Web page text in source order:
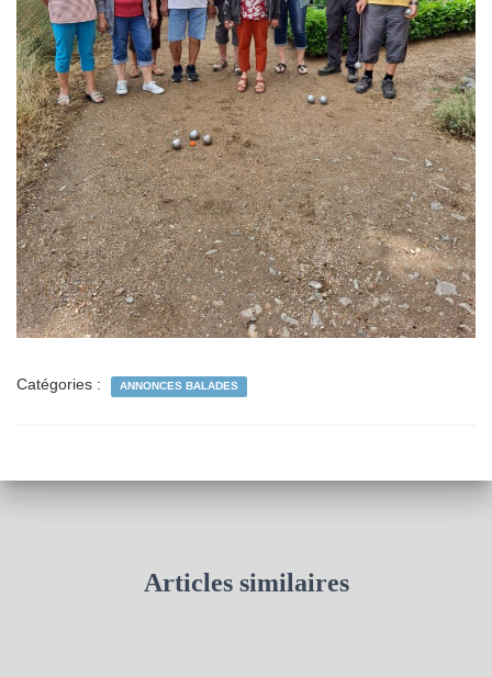
Catégories : ANNONCES BALADES
Articles similaires